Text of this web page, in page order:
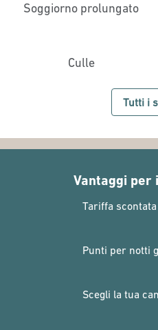
Soggiorno prolungato
Culle
Tutti i
Vantaggi per
Tariffa
Punti per notti
Scegli la tua